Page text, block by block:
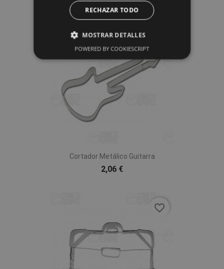
Cortador Metálico Guitarra
2,06 €
favorite_border
RECHAZAR TODO
MOSTRAR DETALLES
POWERED BY COOKIESCRIPT